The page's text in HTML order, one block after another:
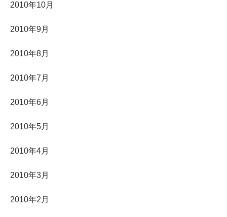
2010年10月
2010年9月
2010年8月
2010年7月
2010年6月
2010年5月
2010年4月
2010年3月
2010年2月